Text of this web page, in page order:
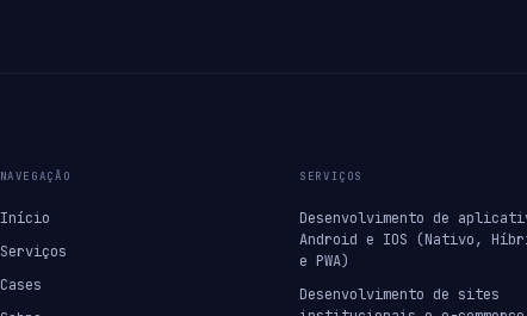
NAVEGAÇÃO
Início
Serviços
Cases
SERVIÇOS
Desenvolvimento de
Android e IOS (Nativo,
e PWA)
Desenvolvimento de sites